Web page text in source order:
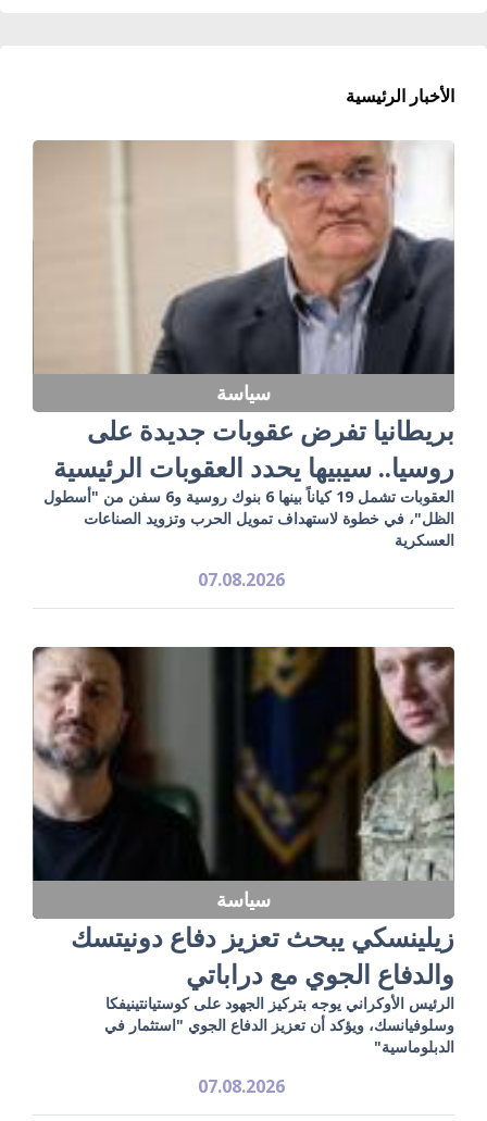
الأخبار الرئيسية
سياسة
بريطانيا تفرض عقوبات جديدة على
روسيا.. سيبيها يحدد العقوبات الرئيسية
العقوبات تشمل 19 كياناً بينها 6 بنوك روسية و6 سفن من "أسطول
الظل"، في خطوة لاستهداف تمويل الحرب وتزويد الصناعات
العسكرية
07.08.2026
سياسة
زيلينسكي يبحث تعزيز دفاع دونيتسك
والدفاع الجوي مع دراباتي
الرئيس الأوكراني يوجه بتركيز الجهود على كوستيانتينيفكا
وسلوفيانسك، ويؤكد أن تعزيز الدفاع الجوي "استثمار في
الدبلوماسية"
07.08.2026